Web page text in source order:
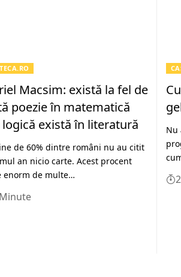
Macsim: există la fel de
poezie în matematică
logică există în literatură
de 60% dintre români nu au citit
an nicio carte. Acest procent
enorm de multe…
Nu